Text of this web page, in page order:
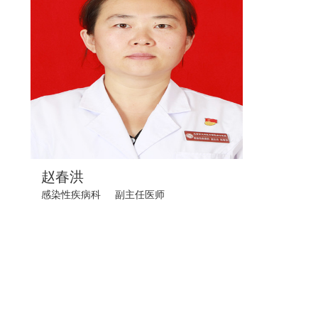
赵春洪
感染性疾病科 副主任医师